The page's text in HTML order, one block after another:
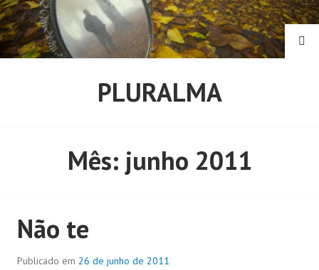
Pular
para
o
conteúdo
PLURALMA
Mês: junho 2011
Não te
Publicado em 26 de junho de 2011